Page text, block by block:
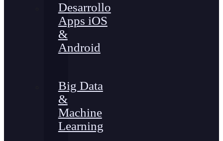
Desarrollo
Apps iOS
&
Android
Big Data
&
Machine
Learning